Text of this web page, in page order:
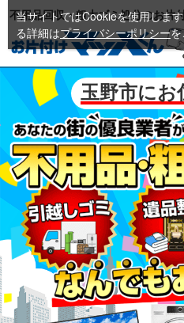
不用品回収・粗大ゴミ処分のお片
玉野市にお
当サイトではCookieを使用しま
る詳細はプライバシーポリシーを